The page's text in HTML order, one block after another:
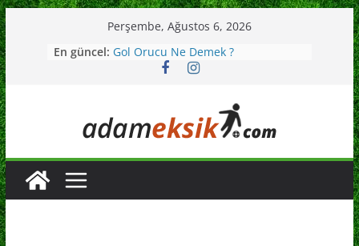
Skip
to
content
Perşembe, Ağustos 6, 2026
En güncel: Gol Orucu Ne Demek ?
Avrupa Kulüpler Birliği Nedir ?
Kopa Trophy Ödülü Nedir ?
Dolandırıcı Futbolcu Carlos Kaiser
Kimdir ?